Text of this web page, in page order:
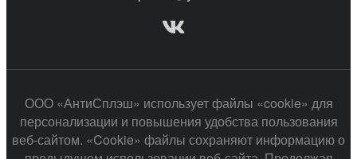
ООО «АнтиСплэш» использует файлы «cookie» для
персонализации и повышения удобства пользования
веб-сайтом. «Cookie» файлы сохраняют информацию о